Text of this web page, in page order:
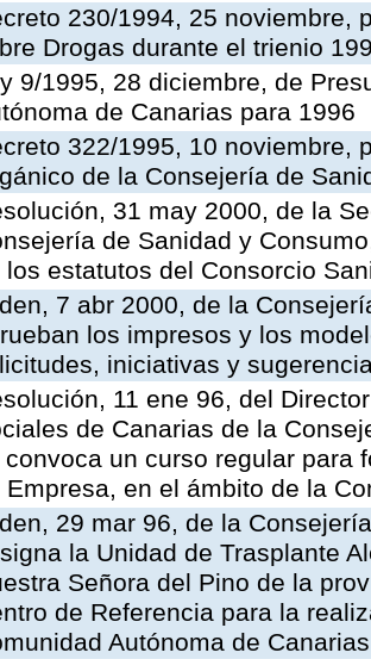
230/1994, 25 noviembre,
Drogas durante el trienio
9/1995, 28 diciembre, de
de Canarias para 1996
322/1995, 10 noviembre,
de la Consejería de
31 may 2000, de la
de Sanidad y
los estatutos del Consorcio
7 abr 2000, de la
los impresos y los
iniciativas y
11 ene 96, del
de Canarias de la
convoca un curso regular para
Empresa, en el ámbito de la
29 mar 96, de la
la Unidad de Trasplante
Señora del Pino de la
de Referencia para la
Autónoma de Canarias